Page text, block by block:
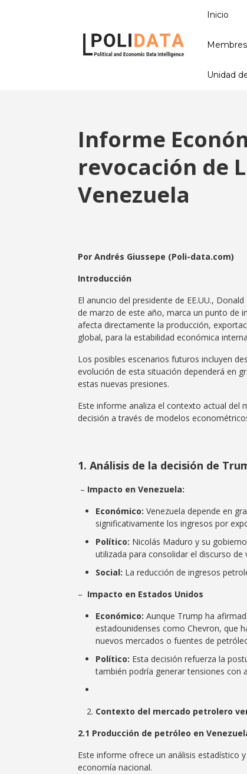
Inicio
Unidad
Informe
revocación de
Venezuela
Por Andrés Giussepe (Poli-data.com)
Introducción
El anuncio del presidente de EE.UU.,
de marzo de este año, marca un punto de
afecta directamente la producción,
global, para la estabilidad económica
Los posibles escenarios futuros incluyen
evolución de esta situación dependerá en
estas nuevas presiones.
Este informe analiza el contexto actual del
decisión a través de modelos
1. Análisis de la decisión de
– Impacto en Venezuela:
Económico: Venezuela depende en
significativamente los ingresos por
Político: Nicolás Maduro y su
utilizada para consolidar el discurso
Social: La reducción de ingresos
– Impacto en Estados Unidos
Económico: Aunque Trump ha
estadounidenses como Chevron, que
nuevos mercados o fuentes de
Político: Esta decisión refuerza la
también podría generar tensiones con
Contexto del mercado petrolero
2.1 Producción de petróleo en
Este informe ofrece un análisis estadístico
economía nacional.